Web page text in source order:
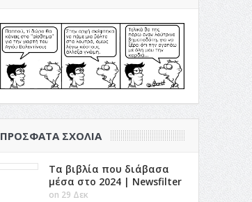
ΠΡΌΣΦΑΤΑ ΣΧΌΛΙΑ
Τα βιβλία που διάβασα
μέσα στο 2024 | Newsfilter
on 29 Δεκ